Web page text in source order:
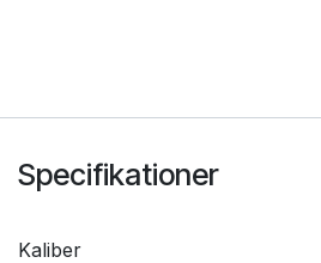
Specifikationer
Kaliber